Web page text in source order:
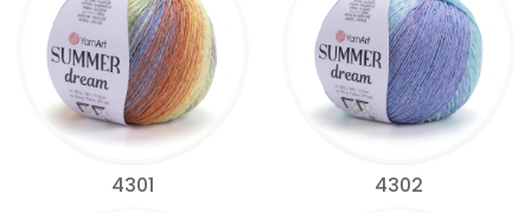
4301 4302